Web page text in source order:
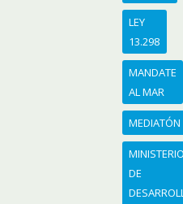
LEY
13.298
MANDATE
AL MAR
MEDIATÓN
DE